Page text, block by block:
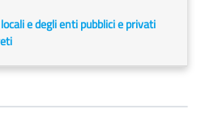
e degli enti pubblici e privati